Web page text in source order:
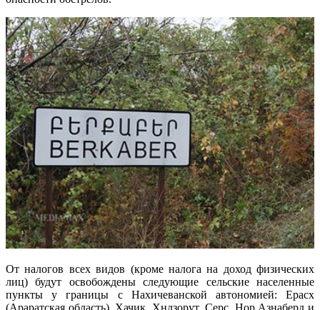
От налогов всех видов (кроме налога на доход физических
лиц) будут освобождены следующие сельские населенные
пункты у границы с Нахичеванской автономией: Ерасх
(Араратская область), Хачик, Хндзорут, Серс, Нор Азнаберд и